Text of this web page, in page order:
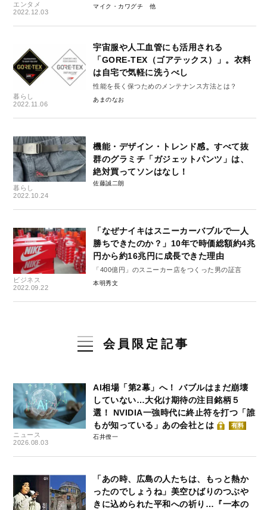
エンタメ
2022.12.03
マイク・カワグチ
暮らし
2022.11.06
宇宙服や人工血管にも活用される
「GORE-TEX（ゴアテックス）」。衣料
は自宅で気軽に洗うべし
性能を長く保つためのメンテナンス方法とは？
あまのなお
暮らし
2022.10.24
機能・デザイン・トレンド感。すべて抜
群のグラミチ「ガジェットパンツ」は、
絶対買ってソンはなし！
佐藤誠二朗
ビジネス
2022.09.22
「なぜナイキはスニーカーバブルで一人
勝ちできたのか？」10年で時価総額約4兆
円から約16兆円に成長できた理由
「400億円」のスニーカー店をつくった男の証言
本明秀文
会員限定記事
ニュース
2026.08.03
AI相場「第2幕」へ！ バブルはまだ崩壊
していない…大化け期待の注目銘柄５
選！ NVIDIA一強時代に終止符を打つ「誰
もが知っている」あの会社とは
有料
石井僚一
「あの時、広島の人たちは、もっと熱か
ったのでしょうね」美空ひばりのつぶや
きに込められた平和への祈り…『一本の